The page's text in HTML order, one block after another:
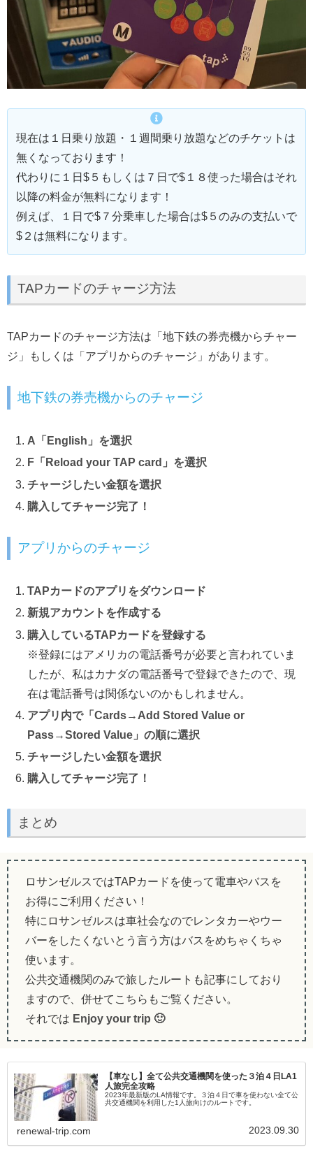
現在は１日乗り放題・１週間乗り放題などのチケットは
無くなっております！
代わりに１日$５もしくは７日で$１８使った場合はそれ
以降の料金が無料になります！
例えば、１日で$７分乗車した場合は$５のみの支払いで
$２は無料になります。
TAPカードのチャージ方法
TAPカードのチャージ方法は「地下鉄の券売機からチャー
ジ」もしくは「アプリからのチャージ」があります。
地下鉄の券売機からのチャージ
A「English」を選択
F「Reload your TAP card」を選択
チャージしたい金額を選択
購入してチャージ完了！
アプリからのチャージ
TAPカードのアプリをダウンロード
新規アカウントを作成する
購入しているTAPカードを登録する
※登録にはアメリカの電話番号が必要と言われていま
したが、私はカナダの電話番号で登録できたので、現
在は電話番号は関係ないのかもしれません。
アプリ内で「Cards→Add Stored Value or
Pass→Stored Value」の順に選択
チャージしたい金額を選択
購入してチャージ完了！
まとめ
ロサンゼルスではTAPカードを使って電車やバスを
お得にご利用ください！
特にロサンゼルスは車社会なのでレンタカーやウー
バーをしたくないとう言う方はバスをめちゃくちゃ
使います。
公共交通機関のみで旅したルートも記事にしており
ますので、併せてこちらもご覧ください。
それでは Enjoy your trip 🙂
【車なし】全て公共交通機関を使った３泊４日LA1
人旅完全攻略
2023年最新版のLA情報です。３泊４日で車を使わない全て公
共交通機関を利用した1人旅向けのルートです。
renewal-trip.com 2023.09.30